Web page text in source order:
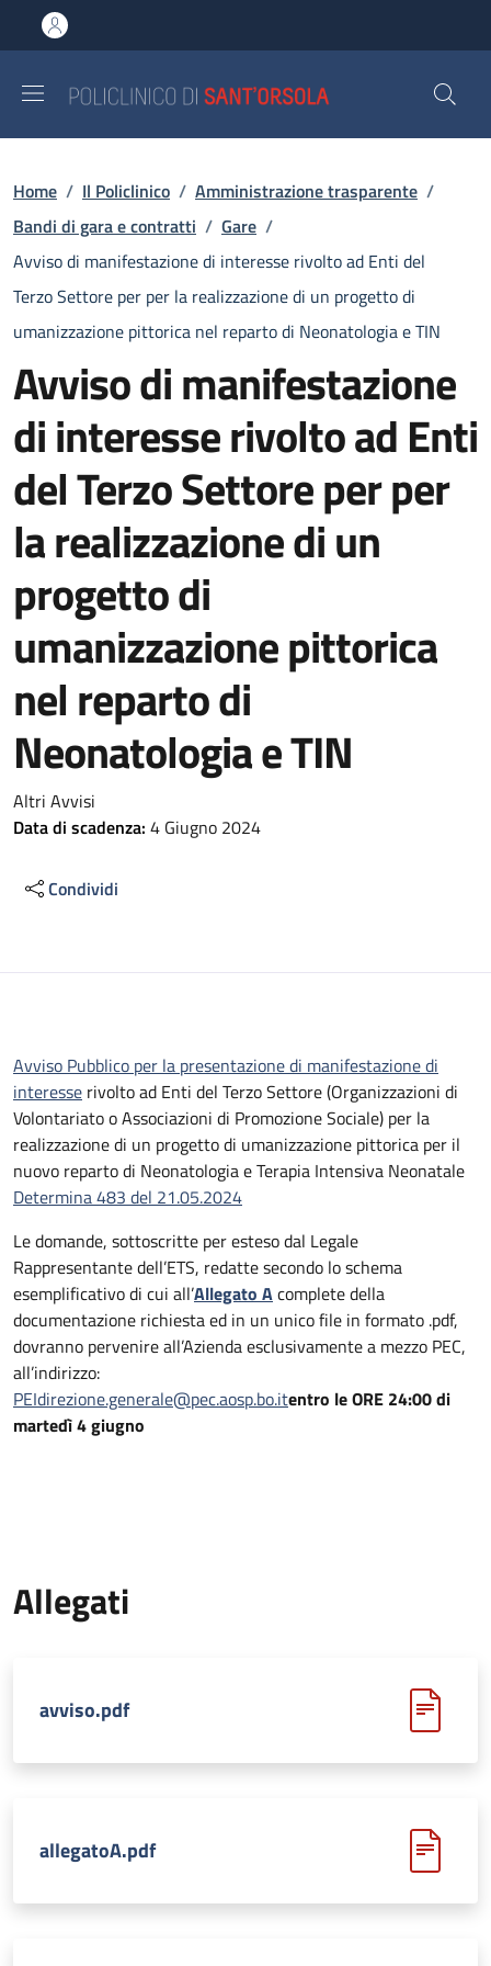
al contenuto principale
to footer content
Briciole di pane
Home / Il Policlinico / Amministrazione trasparente /
Bandi di gara e contratti / Gare /
Avviso di manifestazione di interesse rivolto ad Enti del
Terzo Settore per per la realizzazione di un progetto di
umanizzazione pittorica nel reparto di Neonatologia e TIN
Avviso di manifestazione
di interesse rivolto ad Enti
del Terzo Settore per per
la realizzazione di un
progetto di
umanizzazione pittorica
nel reparto di
Neonatologia e TIN
Altri Avvisi
Data di scadenza: 4 Giugno 2024
Condividi
Avviso Pubblico per la presentazione di manifestazione di
interesse rivolto ad Enti del Terzo Settore (Organizzazioni di
Volontariato o Associazioni di Promozione Sociale) per la
realizzazione di un progetto di umanizzazione pittorica per il
nuovo reparto di Neonatologia e Terapia Intensiva Neonatale
Determina 483 del 21.05.2024
Le domande, sottoscritte per esteso dal Legale
Rappresentante dell’ETS, redatte secondo lo schema
esemplificativo di cui all’Allegato Acomplete della
documentazione richiesta ed in un unico file in formato .pdf,
dovranno pervenire all’Azienda esclusivamente a mezzo PEC,
all’indirizzo:
PEIdirezione.generale@pec.aosp.bo.itentro le ORE 24:00 di
martedì 4 giugno
Allegati
avviso.pdf
allegatoA.pdf